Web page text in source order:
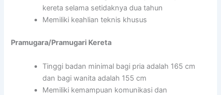
kereta selama setidaknya dua tahun
Memiliki keahlian teknis khusus
Pramugara/Pramugari Kereta
Tinggi badan minimal bagi pria adalah 165 cm
dan bagi wanita adalah 155 cm
Memiliki kemampuan komunikasi dan